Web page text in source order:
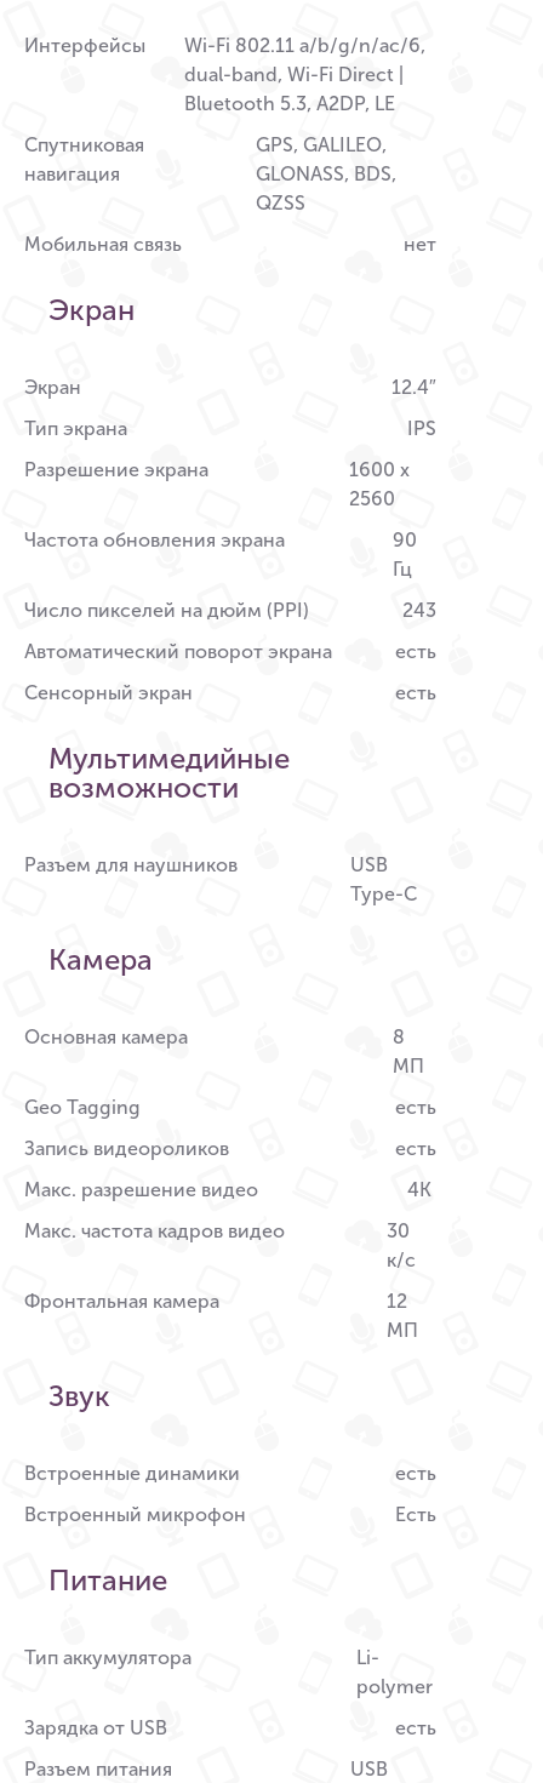
Интерфейсы
Wi-Fi 802.11 a/b/g/n/ac/6,
dual-band, Wi-Fi Direct |
Bluetooth 5.3, A2DP, LE
Спутниковая
навигация
GPS, GALILEO,
GLONASS, BDS,
QZSS
Мобильная связь
нет
Экран
Экран
12.4″
Тип экрана
IPS
Разрешение экрана
1600 x
2560
Частота обновления экрана
90
Гц
Число пикселей на дюйм (PPI)
243
Автоматический поворот экрана
есть
Сенсорный экран
есть
Мультимедийные
возможности
Разъем для наушников
USB
Type-C
Камера
Основная камера
8
МП
Geo Tagging
есть
Запись видеороликов
есть
Макс. разрешение видео
4K
Макс. частота кадров видео
30
к/c
Фронтальная камера
12
МП
Звук
Встроенные динамики
есть
Встроенный микрофон
Есть
Питание
Тип аккумулятора
Li-
polymer
Зарядка от USB
есть
Разъем питания
USB